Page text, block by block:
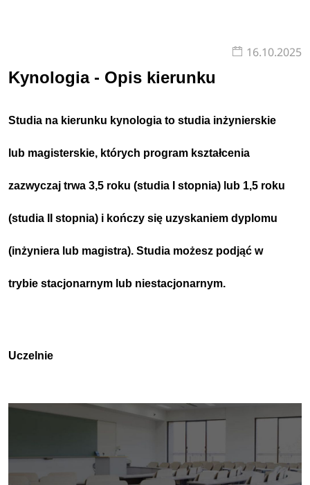
16.10.2025
Kynologia - Opis kierunku
Studia na kierunku kynologia to studia inżynierskie
lub magisterskie, których program kształcenia
zazwyczaj trwa 3,5 roku (studia I stopnia) lub 1,5 roku
(studia II stopnia) i kończy się uzyskaniem dyplomu
(inżyniera lub magistra).Studia możesz podjąć w
trybiestacjonarnym lub niestacjonarnym.
Uczelnie